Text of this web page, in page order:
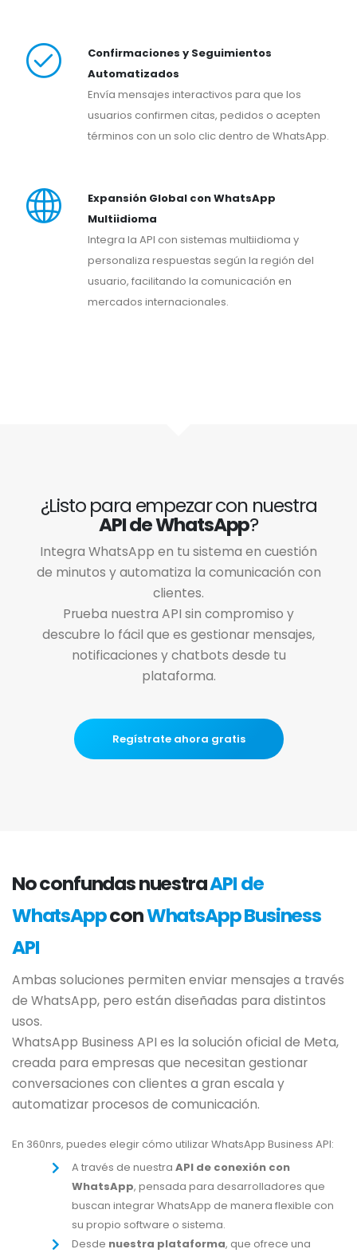
Confirmaciones y Seguimientos
Automatizados
Envía mensajes interactivos para que los
usuarios confirmen citas, pedidos o acepten
términos con un solo clic dentro de WhatsApp.
Expansión Global con WhatsApp
Multiidioma
Integra la API con sistemas multiidioma y
personaliza respuestas según la región del
usuario, facilitando la comunicación en
mercados internacionales.
¿Listo para empezar con nuestra
API de WhatsApp?
Integra WhatsApp en tu sistema en cuestión
de minutos y automatiza la comunicación con
clientes.
Prueba nuestra API sin compromiso y
descubre lo fácil que es gestionar mensajes,
notificaciones y chatbots desde tu
plataforma.
Regístrate ahora gratis
No confundas nuestraAPI de
WhatsAppconWhatsApp Business
API
Ambas soluciones permiten enviar mensajes a través
de WhatsApp, pero están diseñadas para distintos
usos.
WhatsApp Business API es la solución oficial de Meta,
creada para empresas que necesitan gestionar
conversaciones con clientes a gran escala y
automatizar procesos de comunicación.
En 360nrs, puedes elegir cómo utilizar WhatsApp Business API:
A través de nuestra API de conexión con
WhatsApp, pensada para desarrolladores que
buscan integrar WhatsApp de manera flexible con
su propio software o sistema.
Desde nuestra plataforma, que ofrece una